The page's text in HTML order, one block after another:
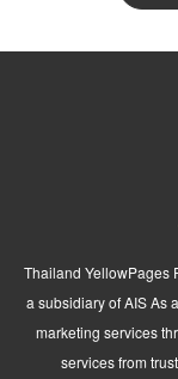
Thailand YellowPages
a subsidiary of AIS As
marketing services
services from